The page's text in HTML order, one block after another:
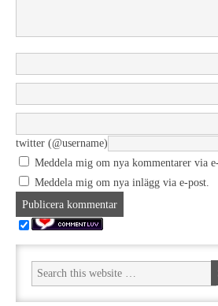
twitter (@username)
Meddela mig om nya kommentarer via
Meddela mig om nya inlägg via e-post.